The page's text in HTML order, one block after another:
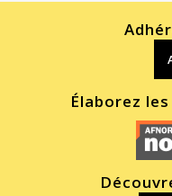
Élaborez